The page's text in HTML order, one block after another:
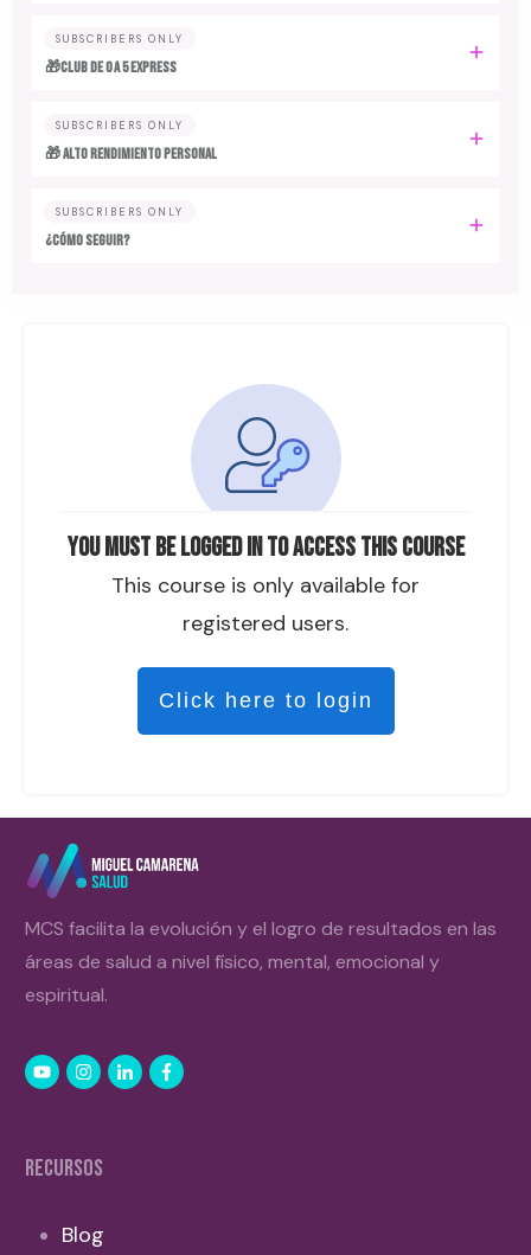
You must be logged in to access this course
This course is only available for
registered users.
Click here to login
SUBSCRIBERS ONLY
🎁Club de 0 a 5 EXPRESS
SUBSCRIBERS ONLY
🎁 ALTO RENDIMIENTO PERSONAL
SUBSCRIBERS ONLY
¿CÓMO SEGUIR?
MCS facilita la evolución y el logro de resultados en las
áreas de salud a nivel físico, mental, emocional y
espiritual.
RECURSOS
Blog